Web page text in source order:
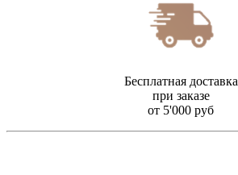
Бесплатная доставка
при заказе
от 5'000 руб